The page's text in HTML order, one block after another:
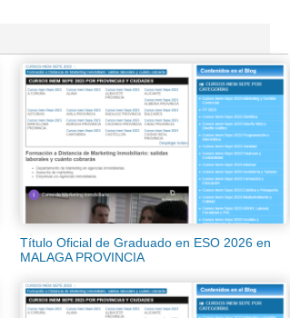
Título Oficial de Graduado en ESO 2026 en
MALAGA PROVINCIA